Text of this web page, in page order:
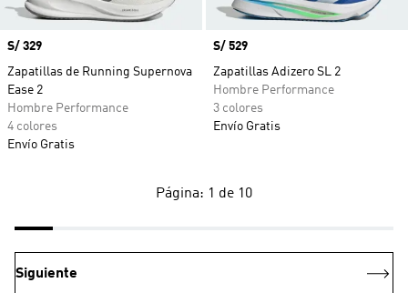
Precio
S/ 329
Zapatillas de Running Supernova
Ease 2
Hombre Performance
4 colores
Envío Gratis
Precio
S/ 529
Zapatillas Adizero SL 2
Hombre Performance
3 colores
Envío Gratis
Página: 1 de 10
Siguiente